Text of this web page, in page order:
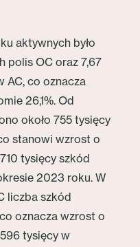
aktywnych było
polis OC oraz 7,67
AC, co oznacza
26,1%. Od
około 755 tysięcy
stanowi wzrost o
tysięcy szkód
2023 roku. W
liczba szkód
oznacza wzrost o
tysięcy w